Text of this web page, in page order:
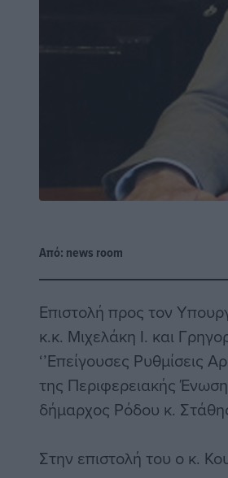
Από: news room
Επιστολή προς τον
κ.κ. Μιχελάκη Ι. και
‘’Επείγουσες Ρυθμίσεις
της Περιφερειακής
δήμαρχος Ρόδου κ.
Στην επιστολή του ο κ.